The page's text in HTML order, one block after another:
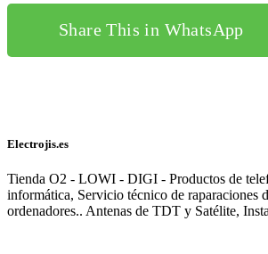
Share This in WhatsApp
Electrojis.es
Tienda O2 - LOWI - DIGI - Productos de
informática, Servicio técnico de raparaciones
ordenadores.. Antenas de TDT y Satélite,